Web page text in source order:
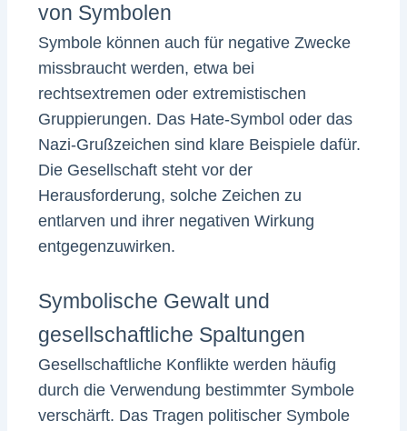
von Symbolen
Symbole können auch für negative Zwecke
missbraucht werden, etwa bei
rechtsextremen oder extremistischen
Gruppierungen. Das Hate-Symbol oder das
Nazi-Grußzeichen sind klare Beispiele dafür.
Die Gesellschaft steht vor der
Herausforderung, solche Zeichen zu
entlarven und ihrer negativen Wirkung
entgegenzuwirken.
Symbolische Gewalt und
gesellschaftliche Spaltungen
Gesellschaftliche Konflikte werden häufig
durch die Verwendung bestimmter Symbole
verschärft. Das Tragen politischer Symbole